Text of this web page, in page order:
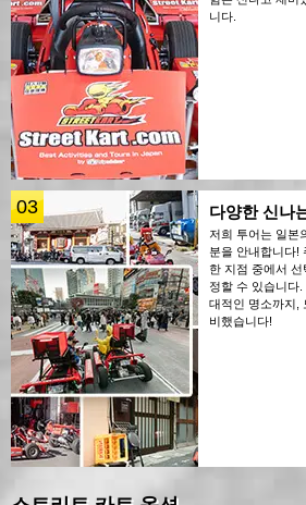
니다.
03 다양한 신나
저희 투어는 일본
분을 안내합니다!
한 지점 중에서
정할 수 있습니다
대적인 명소까지,
비했습니다!